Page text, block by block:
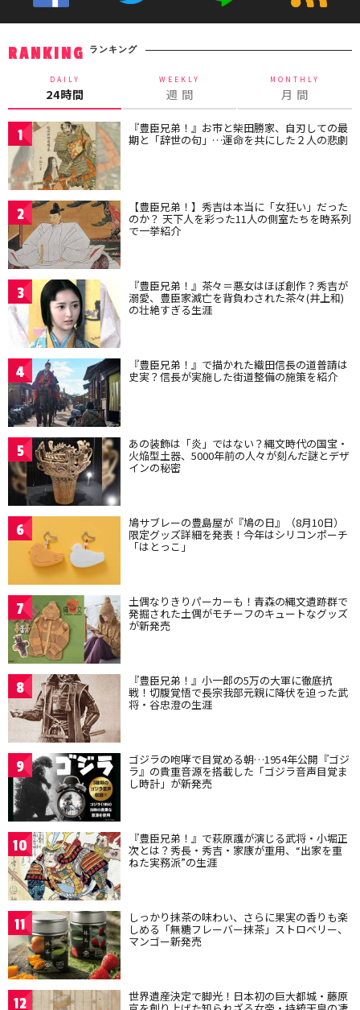
RANKING ランキング
DAILY
24時間
WEEKLY
週 間
MONTHLY
月 間
1 『豊臣兄弟！』お市と柴田勝家、自刃しての最
期と「辞世の句」…運命を共にした２人の悲劇
2 【豊臣兄弟！】秀吉は本当に「女狂い」だった
のか？ 天下人を彩った11人の側室たちを時系列
で一挙紹介
3 『豊臣兄弟！』茶々＝悪女はほぼ創作？秀吉が
溺愛、豊臣家滅亡を背負わされた茶々(井上和)
の壮絶すぎる生涯
4 『豊臣兄弟！』で描かれた織田信長の道普請は
史実？信長が実施した街道整備の施策を紹介
5 あの装飾は「炎」ではない？縄文時代の国宝・
火焔型土器、5000年前の人々が刻んだ謎とデザ
インの秘密
6 鳩サブレーの豊島屋が『鳩の日』（8月10日）
限定グッズ詳細を発表！今年はシリコンポーチ
「はとっこ」
7 土偶なりきりパーカーも！青森の縄文遺跡群で
発掘された土偶がモチーフのキュートなグッズ
が新発売
8 『豊臣兄弟！』小一郎の5万の大軍に徹底抗
戦！切腹覚悟で長宗我部元親に降伏を迫った武
将・谷忠澄の生涯
9 ゴジラの咆哮で目覚める朝…1954年公開『ゴジ
ラ』の貴重音源を搭載した「ゴジラ音声目覚ま
し時計」が新発売
10 『豊臣兄弟！』で萩原護が演じる武将・小堀正
次とは？秀長・秀吉・家康が重用、“出家を重
ねた実務派”の生涯
11 しっかり抹茶の味わい、さらに果実の香りも楽
しめる「無糖フレーバー抹茶」ストロベリー、
マンゴー新発売
12 世界遺産決定で脚光！日本初の巨大都城・藤原